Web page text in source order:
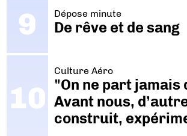
Dépose minute
De rêve et de sang
Culture Aéro
"On ne part jamais
Avant nous,
construit,